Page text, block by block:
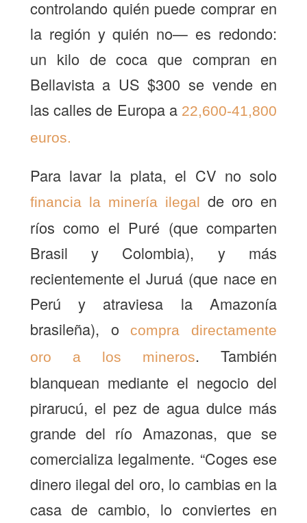
controlando quién puede comprar en
la región y quién no— es redondo:
un kilo de coca que compran en
Bellavista a US $300 se vende en
las calles de Europa a 22,600-41,800
euros.
Para lavar la plata, el CV no solo
financia la minería ilegal de oro en
ríos como el Puré (que comparten
Brasil y Colombia), y más
recientemente el Juruá (que nace en
Perú y atraviesa la Amazonía
brasileña), o
compra directamente
oro a los mineros. También
blanquean mediante el negocio del
pirarucú, el pez de agua dulce más
grande del río Amazonas, que se
comercializa legalmente. “Coges ese
dinero ilegal del oro, lo cambias en la
casa de cambio, lo conviertes en